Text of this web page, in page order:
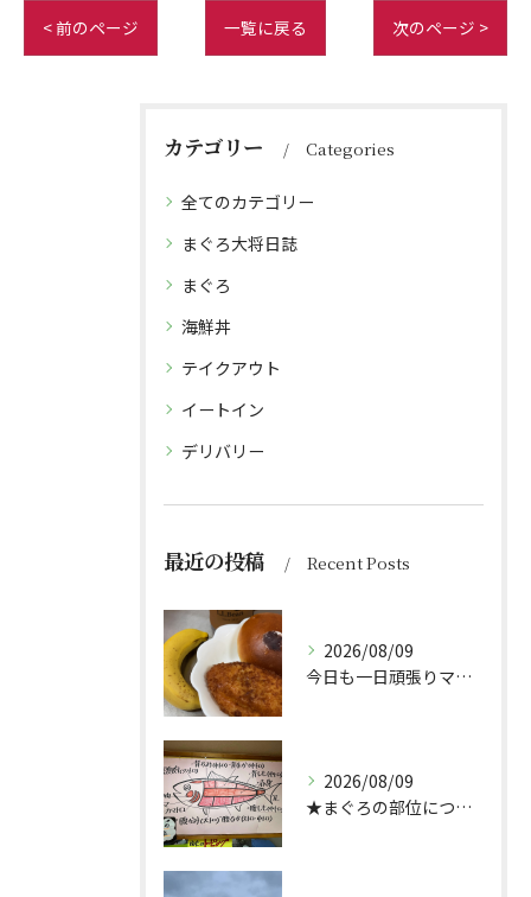
< 前のページ 一覧に戻る 次のページ >
カテゴリー Categories
全てのカテゴリー
まぐろ大将日誌
まぐろ
海鮮丼
テイクアウト
イートイン
デリバリー
最近の投稿 Recent Posts
2026/08/09
今日も一日頑張りマッスル💪
2026/08/09
★まぐろの部位について★